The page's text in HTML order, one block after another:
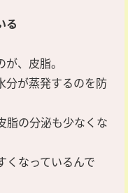
る
、皮脂。
分が蒸発するのを防
脂の分泌も少なくな
くなっているんで